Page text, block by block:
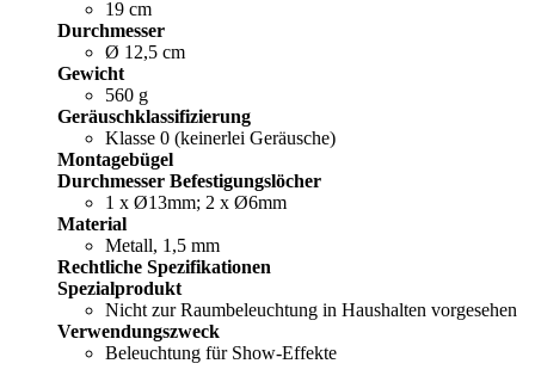
19 cm
Durchmesser
Ø 12,5 cm
Gewicht
560 g
Geräuschklassifizierung
Klasse 0 (keinerlei Geräusche)
Montagebügel
Durchmesser Befestigungslöcher
1 x Ø13mm; 2 x Ø6mm
Material
Metall, 1,5 mm
Rechtliche Spezifikationen
Spezialprodukt
Nicht zur Raumbeleuchtung in Haushalten vorgesehen
Verwendungszweck
Beleuchtung für Show-Effekte